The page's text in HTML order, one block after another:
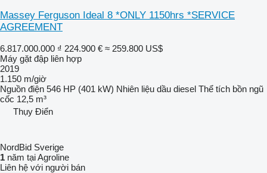
Massey Ferguson Ideal 8 *ONLY 1150hrs *SERVICE
AGREEMENT
6.817.000.000 ₫ 224.900 € ≈ 259.800 US$
Máy gặt đập liên hợp
2019
1.150 m/giờ
Nguồn điện 546 HP (401 kW) Nhiên liệu dầu diesel Thể tích bồn ngũ
cốc 12,5 m³
Thụy Điển
NordBid Sverige
1 năm tại Agroline
Liên hệ với người bán